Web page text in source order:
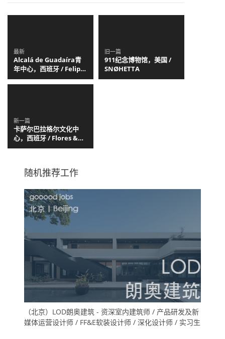
最新
Alcalá de Guadaíra青
年中心，西班牙 / Felipe
Retuerto + Dunar
Arquitectos
旧一篇
911纪念博物馆，美国 /
SNØHETTA
新一篇
卡萨尔巴拉格尔文化中
心，西班牙 / Flores &
Prats
随机推荐工作
（北京）LOD朗奥建筑 - 资深室内建筑师 / 产品研发及新
媒体运营设计师 / FF&E软装设计师 / 深化设计师 / 实习生